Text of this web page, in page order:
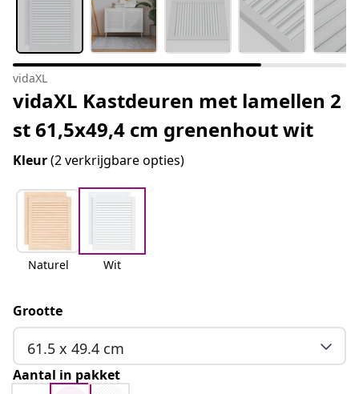
vidaXL
vidaXL Kastdeuren met lamellen 2
st 61,5x49,4 cm grenenhout wit
Kleur(2 verkrijgbare opties)
Naturel Wit
Grootte
61.5 x 49.4 cm
Aantal in pakket